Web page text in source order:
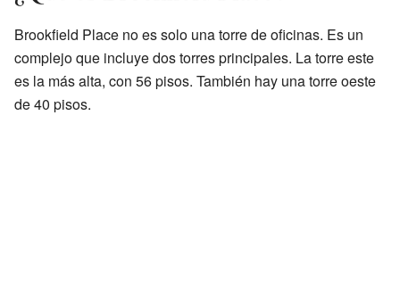
Brookfield Place no es solo una torre de oficinas. Es un
complejo que incluye dos torres principales. La torre este
es la más alta, con 56 pisos. También hay una torre oeste
de 40 pisos.